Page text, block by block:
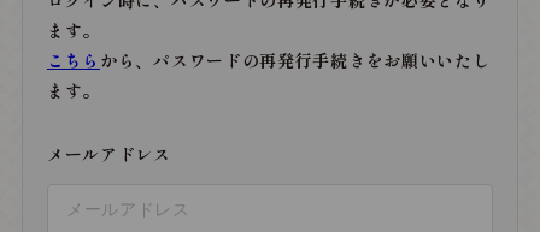
ます。
こちら から、パスワードの再発行手続きをお願いいたし
ます。
メールアドレス